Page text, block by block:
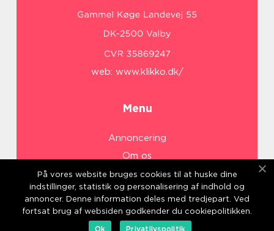
web: www.klikko.dk/
Menu
Annoncering
Om os
Cookies
Kontakt os
Sitemap
På vores website bruges cookies til at huske dine
indstillinger, statistik og personalisering af indhold og
annoncer. Denne information deles med tredjepart. Ved
fortsat brug af websiden godkender du cookiepolitikken.
Ok
Privatlivspolitik